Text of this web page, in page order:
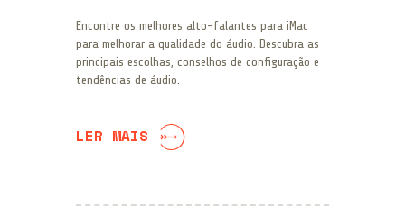
Encontre os melhores alto-falantes para iMac
para melhorar a qualidade do áudio. Descubra as
principais escolhas, conselhos de configuração e
tendências de áudio.
LER MAIS